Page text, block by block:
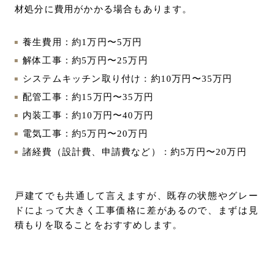
材処分に費用がかかる場合もあります。
養生費用：約1万円〜5万円
解体工事：約5万円〜25万円
システムキッチン取り付け：約10万円〜35万円
配管工事：約15万円〜35万円
内装工事：約10万円〜40万円
電気工事：約5万円〜20万円
諸経費（設計費、申請費など）：約5万円〜20万円
戸建てでも共通して言えますが、既存の状態やグレー
ドによって大きく工事価格に差があるので、まずは見
積もりを取ることをおすすめします。